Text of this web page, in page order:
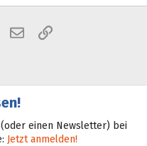
p
E-MailLink
einen Newsletter) bei
Jetzt anmelden!